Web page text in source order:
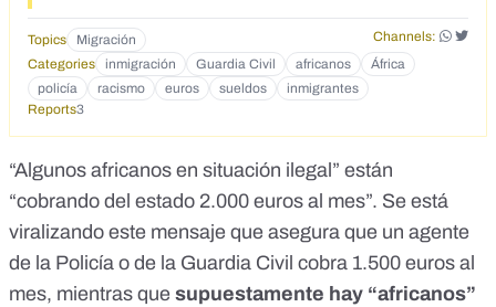
Topics Migración
Channels:
Categories
inmigración Guardia Civil africanos
África
policía
racismo euros sueldos
inmigrantes
Reports3
“Algunos africanos en situación ilegal” están
“cobrando del estado 2.000 euros al mes”. Se está
viralizando este mensaje que asegura que un agente
de la Policía o de la Guardia Civil cobra 1.500 euros al
mes, mientras que supuestamente hay “africanos”